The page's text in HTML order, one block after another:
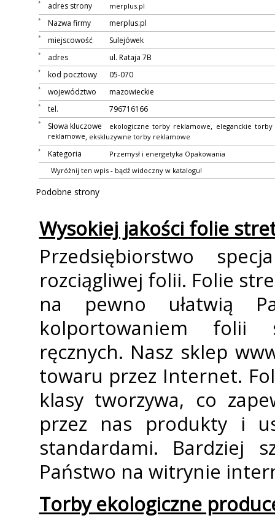
adres strony
merplus.pl
Nazwa firmy
merplus.pl
miejscowość
Sulejówek
adres
ul. Rataja 7B
kod pocztowy
05-070
województwo
mazowieckie
tel.
796716166
Słowa kluczowe
ekologiczne torby reklamowe, eleganckie
reklamowe, ekskluzywne torby reklamowe
Kategoria Przemysł i energetyka Opakowania
Wyróżnij ten wpis - bądź widoczny w katalogu!
Podobne strony
Wysokiej jakości folie
Przedsiębiorstwo
rozciągliwej folii. Folie
na pewno ułatwią
kolportowaniem folii
ręcznych. Nasz sklep
towaru przez Internet.
klasy tworzywa, co
przez nas produkty i
standardami. Bardziej
Państwo na witrynie
Torby ekologiczne